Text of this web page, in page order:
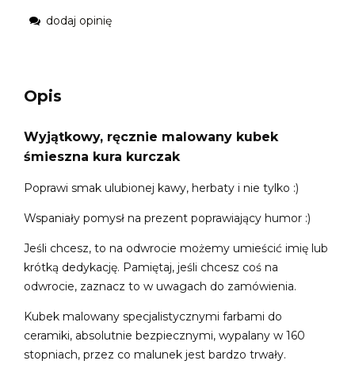
dodaj opinię
Opis
Wyjątkowy, ręcznie malowany kubek
śmieszna kura kurczak
Poprawi smak ulubionej kawy, herbaty i nie tylko :)
Wspaniały pomysł na prezent poprawiający humor :)
Jeśli chcesz, to na odwrocie możemy umieścić imię lub
krótką dedykację. Pamiętaj, jeśli chcesz coś na
odwrocie, zaznacz to w uwagach do zamówienia.
Kubek malowany specjalistycznymi farbami do
ceramiki, absolutnie bezpiecznymi, wypalany w 160
stopniach, przez co malunek jest bardzo trwały.